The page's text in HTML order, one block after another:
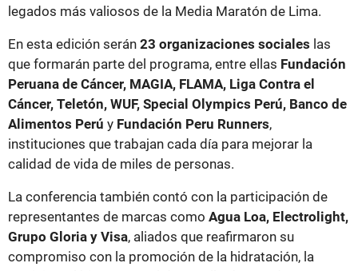
legados más valiosos de la Media Maratón de Lima.
En esta edición serán 23 organizaciones sociales las
que formarán parte del programa, entre ellas Fundación
Peruana de Cáncer, MAGIA, FLAMA, Liga Contra el
Cáncer, Teletón, WUF, Special Olympics Perú, Banco de
Alimentos Perú y Fundación Peru Runners,
instituciones que trabajan cada día para mejorar la
calidad de vida de miles de personas.
La conferencia también contó con la participación de
representantes de marcas como Agua Loa, Electrolight,
Grupo Gloria y Visa, aliados que reafirmaron su
compromiso con la promoción de la hidratación, la